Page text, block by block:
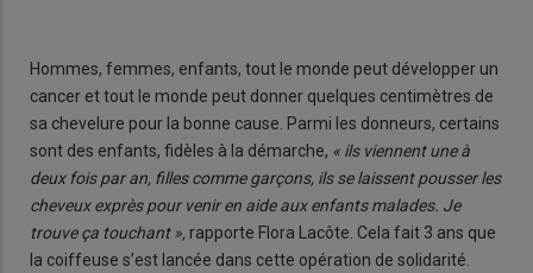
Hommes, femmes, enfants, tout le monde peut développer un
cancer et tout le monde peut donner quelques centimètres de
sa chevelure pour la bonne cause. Parmi les donneurs, certains
sont des enfants, fidèles à la démarche, « ils viennent une à
deux fois par an, filles comme garçons, ils se laissent pousser les
cheveux exprès pour venir en aide aux enfants malades. Je
trouve ça touchant », rapporte Flora Lacôte. Cela fait 3 ans que
la coiffeuse s’est lancée dans cette opération de solidarité.